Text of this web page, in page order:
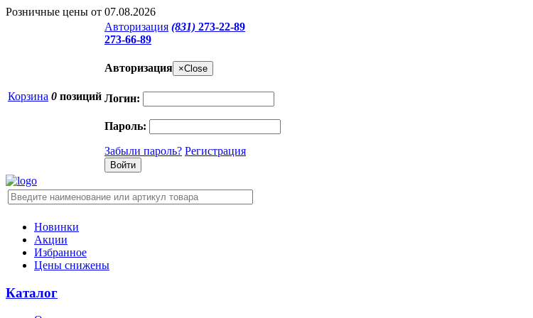
Розничные цены от 07.08.2026
Корзина 0 позиций
Авторизация (831) 273-22-89
273-66-89
Авторизация ×Close
Логин:
Пароль:
Забыли пароль? Регистрация
Новинки
Акции
Избранное
Цены снижены
Каталог